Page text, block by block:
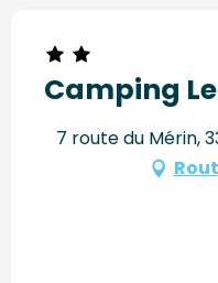
Camping
7 route du Mérin,